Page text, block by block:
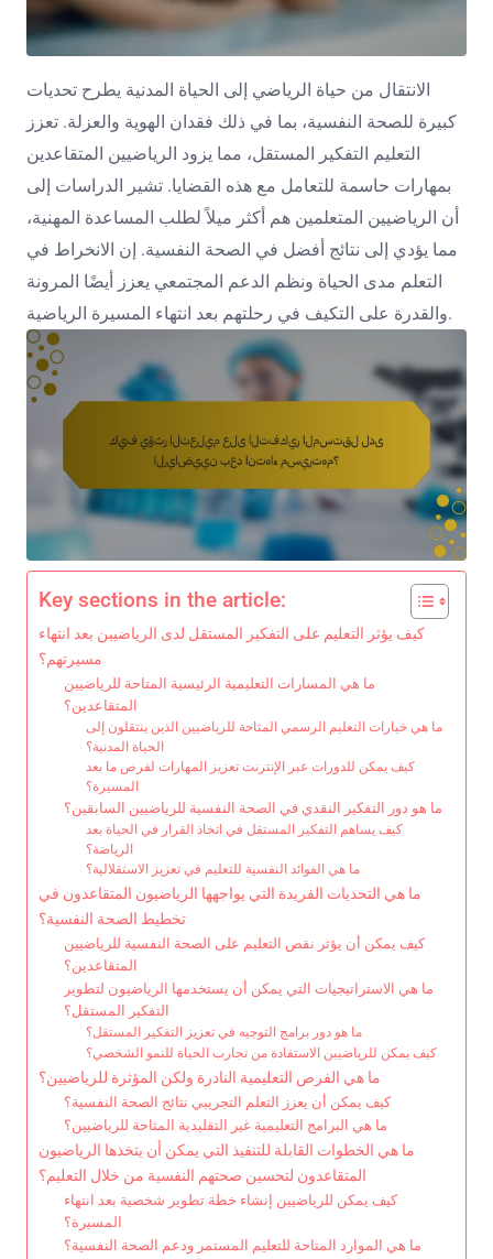
الانتقال من حياة الرياضي إلى الحياة المدنية يطرح تحديات
كبيرة للصحة النفسية، بما في ذلك فقدان الهوية والعزلة. تعزز
التعليم التفكير المستقل، مما يزود الرياضيين المتقاعدين
بمهارات حاسمة للتعامل مع هذه القضايا. تشير الدراسات إلى
أن الرياضيين المتعلمين هم أكثر ميلاً لطلب المساعدة المهنية،
مما يؤدي إلى نتائج أفضل في الصحة النفسية. إن الانخراط في
التعلم مدى الحياة ونظم الدعم المجتمعي يعزز أيضًا المرونة
والقدرة على التكيف في رحلتهم بعد انتهاء المسيرة الرياضية.
Key sections in the article:
كيف يؤثر التعليم على التفكير المستقل لدى الرياضيين بعد انتهاء
مسيرتهم؟
ما هي المسارات التعليمية الرئيسية المتاحة للرياضيين
المتقاعدين؟
ما هي خيارات التعليم الرسمي المتاحة للرياضيين الذين ينتقلون إلى
الحياة المدنية؟
كيف يمكن للدورات عبر الإنترنت تعزيز المهارات لفرص ما بعد
المسيرة؟
ما هو دور التفكير النقدي في الصحة النفسية للرياضيين السابقين؟
كيف يساهم التفكير المستقل في اتخاذ القرار في الحياة بعد
الرياضة؟
ما هي الفوائد النفسية للتعليم في تعزيز الاستقلالية؟
ما هي التحديات الفريدة التي يواجهها الرياضيون المتقاعدون في
تخطيط الصحة النفسية؟
كيف يمكن أن يؤثر نقص التعليم على الصحة النفسية للرياضيين
المتقاعدين؟
ما هي الاستراتيجيات التي يمكن أن يستخدمها الرياضيون لتطوير
التفكير المستقل؟
ما هو دور برامج التوجيه في تعزيز التفكير المستقل؟
كيف يمكن للرياضيين الاستفادة من تجارب الحياة للنمو الشخصي؟
ما هي الفرص التعليمية النادرة ولكن المؤثرة للرياضيين؟
كيف يمكن أن يعزز التعلم التجريبي نتائج الصحة النفسية؟
ما هي البرامج التعليمية غير التقليدية المتاحة للرياضيين؟
ما هي الخطوات القابلة للتنفيذ التي يمكن أن يتخذها الرياضيون
المتقاعدون لتحسين صحتهم النفسية من خلال التعليم؟
كيف يمكن للرياضيين إنشاء خطة تطوير شخصية بعد انتهاء
المسيرة؟
ما هي الموارد المتاحة للتعليم المستمر ودعم الصحة النفسية؟